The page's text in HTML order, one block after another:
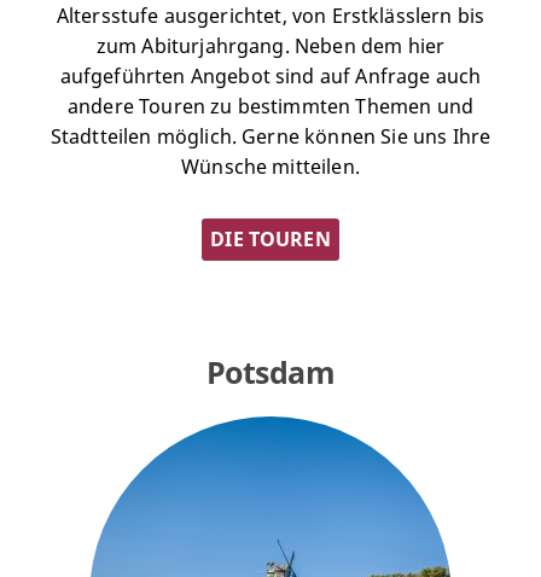
Altersstufe ausgerichtet, von Erstklässlern bis
zum Abiturjahrgang. Neben dem hier
aufgeführten Angebot sind auf Anfrage auch
andere Touren zu bestimmten Themen und
Stadtteilen möglich. Gerne können Sie uns Ihre
Wünsche mitteilen.
DIE TOUREN
Potsdam